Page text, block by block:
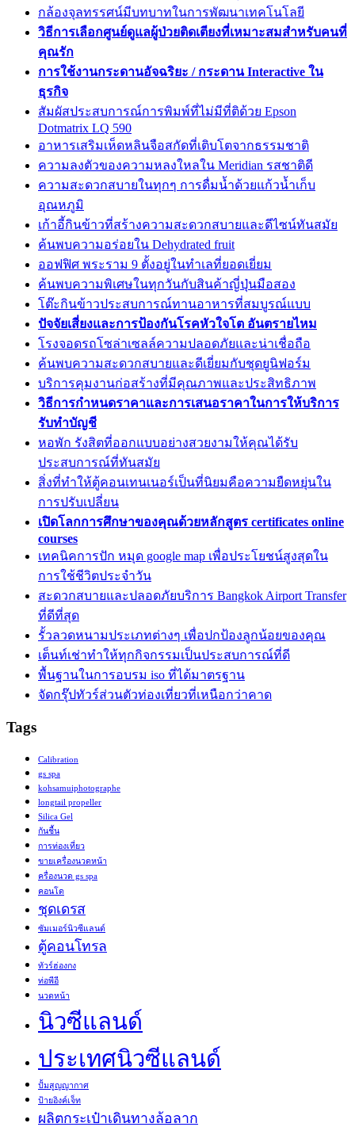
กล้องจุลทรรศน์มีบทบาทในการพัฒนาเทคโนโลยี
วิธีการเลือกศูนย์ดูแลผู้ป่วยติดเตียงที่เหมาะสมสำหรับคนที่
คุณรัก
การใช้งานกระดานอัจฉริยะ / กระดาน Interactive ใน
ธุรกิจ
สัมผัสประสบการณ์การพิมพ์ที่ไม่มีที่ติด้วย Epson
Dotmatrix LQ 590
อาหารเสริมเห็ดหลินจือสกัดที่เติบโตจากธรรมชาติ
ความลงตัวของความหลงใหลใน Meridian รสชาติดี
ความสะดวกสบายในทุกๆ การดื่มน้ำด้วยแก้วน้ำเก็บ
อุณหภูมิ
เก้าอี้กินข้าวที่สร้างความสะดวกสบายและดีไซน์ทันสมัย
ค้นพบความอร่อยใน Dehydrated fruit
ออฟฟิศ พระราม 9 ตั้งอยู่ในทำเลที่ยอดเยี่ยม
ค้นพบความพิเศษในทุกวันกับสินค้าญี่ปุ่นมือสอง
โต๊ะกินข้าวประสบการณ์ทานอาหารที่สมบูรณ์แบบ
ปัจจัยเสี่ยงและการป้องกันโรคหัวใจโต อันตรายไหม
โรงจอดรถโซล่าเซลล์ความปลอดภัยและน่าเชื่อถือ
ค้นพบความสะดวกสบายและดีเยี่ยมกับชุดยูนิฟอร์ม
บริการคุมงานก่อสร้างที่มีคุณภาพและประสิทธิภาพ
วิธีการกำหนดราคาและการเสนอราคาในการให้บริการ
รับทำบัญชี
หอพัก รังสิตที่ออกแบบอย่างสวยงามให้คุณได้รับ
ประสบการณ์ที่ทันสมัย
สิ่งที่ทำให้ตู้คอนเทนเนอร์เป็นที่นิยมคือความยืดหยุ่นใน
การปรับเปลี่ยน
เปิดโลกการศึกษาของคุณด้วยหลักสูตร certificates online
courses
เทคนิคการปัก หมุด google map เพื่อประโยชน์สูงสุดใน
การใช้ชีวิตประจำวัน
สะดวกสบายและปลอดภัยบริการ Bangkok Airport Transfer
ที่ดีที่สุด
รั้วลวดหนามประเภทต่างๆ เพื่อปกป้องลูกน้อยของคุณ
เต็นท์เช่าทำให้ทุกกิจกรรมเป็นประสบการณ์ที่ดี
พื้นฐานในการอบรม iso ที่ได้มาตรฐาน
จัดกรุ๊ปทัวร์ส่วนตัวท่องเที่ยวที่เหนือกว่าคาด
Tags
Calibration
gs spa
kohsamuiphotographe
longtail propeller
Silica Gel
กันชื้น
การท่องเที่ยว
ขายเครื่องนวดหน้า
ครื่องนวด gs spa
คอนโด
ชุดเดรส
ซัมเมอร์นิวซีแลนด์
ตู้คอนโทรล
ทัวร์ฮ่องกง
ท่อพีอี
นวดหน้า
นิวซีแลนด์
ประเทศนิวซีแลนด์
ปั้มสูญญากาศ
ป้ายอิงค์เจ็ท
ผลิตกระเป๋าเดินทางล้อลาก